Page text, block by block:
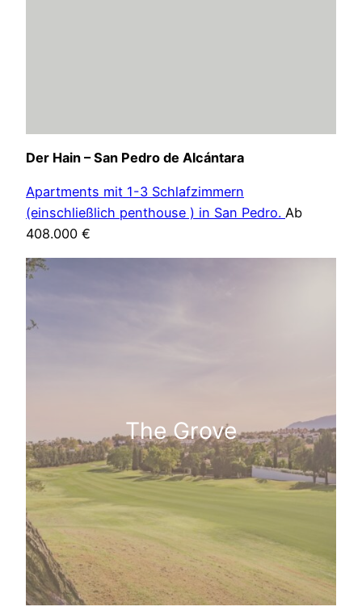
Der Hain – San Pedro de Alcántara
Apartments mit 1-3 Schlafzimmern
(einschließlich penthouse ) in San Pedro. Ab
408.000 €
The Grove